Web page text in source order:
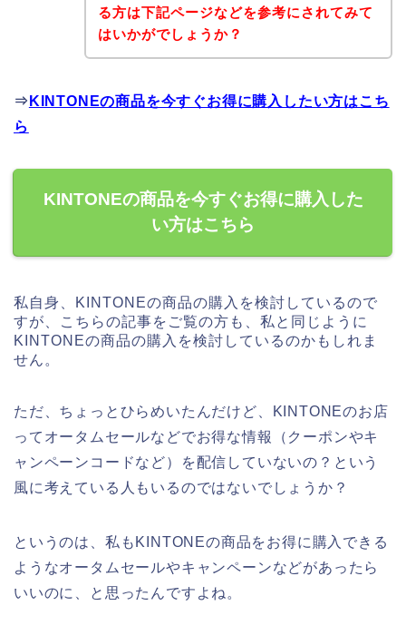
る方は下記ページなどを参考にされてみて
はいかがでしょうか？
⇒ KINTONEの商品を今すぐお得に購入したい方はこち
ら
KINTONEの商品を今すぐお得に購入した
い方はこちら
私自身、KINTONEの商品の購入を検討しているので
すが、こちらの記事をご覧の方も、私と同じように
KINTONEの商品の購入を検討しているのかもしれま
せん。
ただ、ちょっとひらめいたんだけど、KINTONEのお店
ってオータムセールなどでお得な情報（クーポンやキ
ャンペーンコードなど）を配信していないの？という
風に考えている人もいるのではないでしょうか？
というのは、私もKINTONEの商品をお得に購入できる
ようなオータムセールやキャンペーンなどがあったら
いいのに、と思ったんですよね。